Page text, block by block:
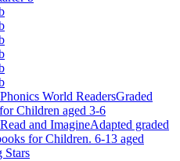
World ReadersGraded
Children aged 3-6
and ImagineAdapted graded
for Children. 6-13 aged
Stars